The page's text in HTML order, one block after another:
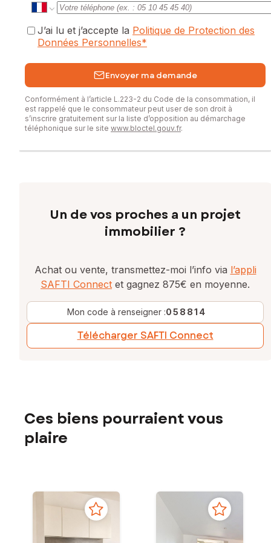
J’ai lu et j’accepte la Politique de Protection des
Données Personnelles*
Envoyer ma demande
Conformément à l’article L.223-2 du Code de la consommation, il
est rappelé que le consommateur peut user de son droit à
s’inscrire gratuitement sur la liste d’opposition au démarchage
téléphonique sur le site www.bloctel.gouv.fr.
Un de vos proches a un projet
immobilier ?
Achat ou vente, transmettez-moi l’info via l’appli
SAFTI Connect et gagnez 875€ en moyenne.
Mon code à renseigner :058814
Télécharger SAFTI Connect
Ces biens pourraient vous
plaire